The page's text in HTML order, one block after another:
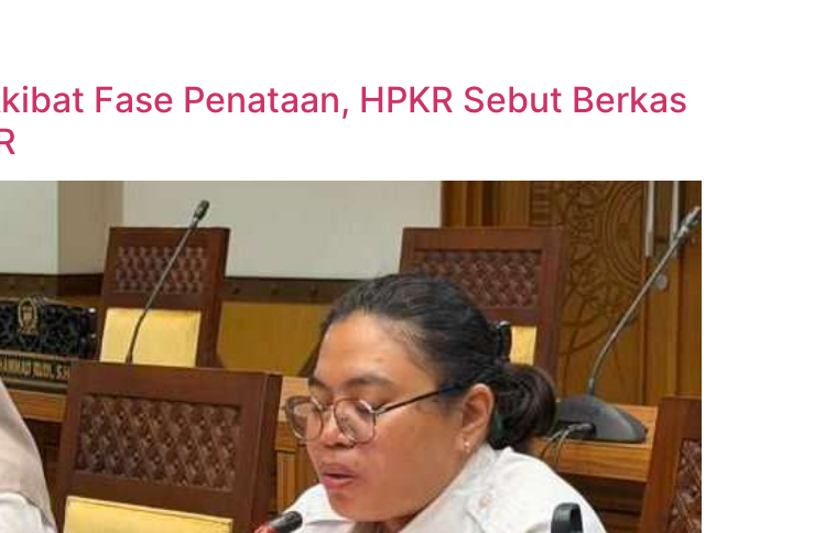
Fase Penataan, HPKR Sebut Berkas